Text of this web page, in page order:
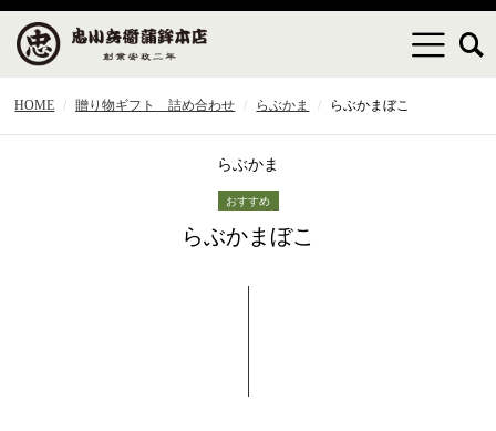
HOME 贈り物ギフト 詰め合わせ らぶかま らぶかまぼこ
らぶかま
らぶかまぼこ